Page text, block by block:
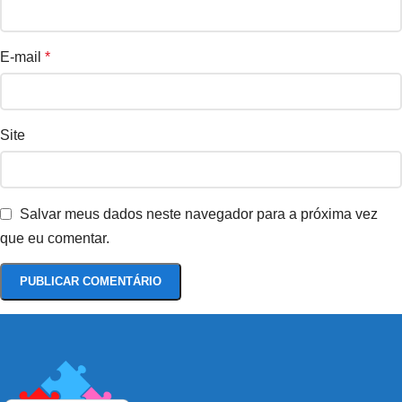
Encerramento
ajuste contínuo e sessão de
perguntas e respostas com casos
reais
E-mail *
Site
Salvar meus dados neste navegador para a próxima vez
que eu comentar.